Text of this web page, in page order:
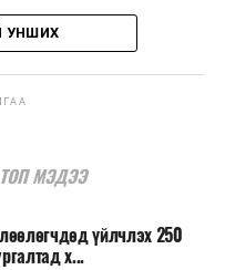
УНШИХ
ТОП МЭДЭЭ
үйлчлэх 250
х...